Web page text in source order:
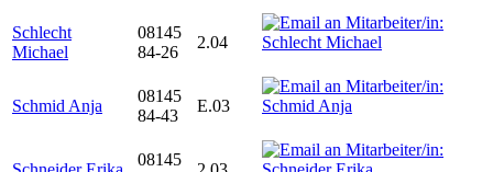
Schlecht
Michael
08145
84-26
2.04
Schmid Anja
08145
84-43
E.03
08145